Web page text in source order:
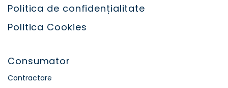
Politica de confidențialitate
Politica Cookies
Consumator
Contractare